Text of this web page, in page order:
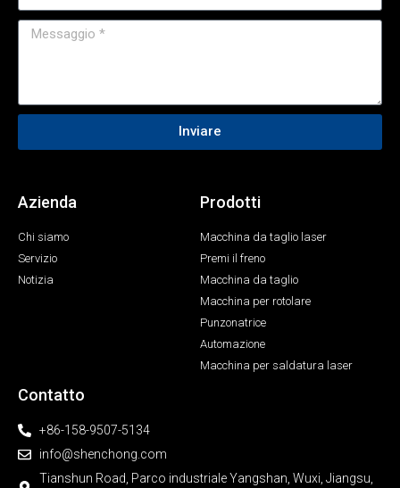
Inviare
Azienda
Chi siamo
Servizio
Notizia
Prodotti
Macchina da taglio laser
Premi il freno
Macchina da taglio
Macchina per rotolare
Punzonatrice
Automazione
Macchina per saldatura laser
Contatto
+86-158-9507-5134
info@shenchong.com
Tianshun Road, Parco industriale Yangshan, Wuxi, Jiangsu,